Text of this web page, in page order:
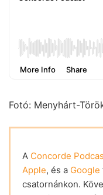
Fotó: Menyhárt-
A Concorde
Apple, és a Google
csatornánkon.